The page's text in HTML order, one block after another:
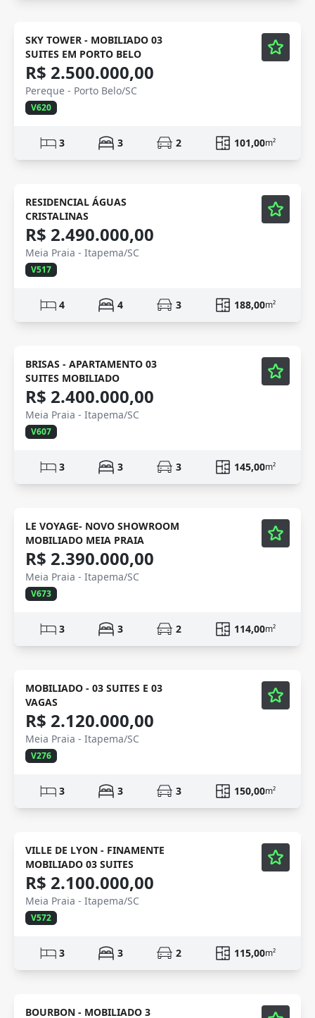
Vídeo Mobiliado
SKY TOWER - MOBILIADO 03
SUITES EM PORTO BELO
R$ 2.500.000,00
Pereque - Porto Belo/SC
V620
3 3 2 101,00m²
Vídeo Mobiliado
RESIDENCIAL ÁGUAS
CRISTALINAS
R$ 2.490.000,00
Meia Praia - Itapema/SC
V517
4 4 3 188,00m²
Vídeo Mobiliado
BRISAS - APARTAMENTO 03
SUITES MOBILIADO
R$ 2.400.000,00
Meia Praia - Itapema/SC
V607
3 3 3 145,00m²
Vídeo Mobiliado
LE VOYAGE- NOVO SHOWROOM
MOBILIADO MEIA PRAIA
R$ 2.390.000,00
Meia Praia - Itapema/SC
V673
3 3 2 114,00m²
Vídeo Semi-Novo
MOBILIADO - 03 SUITES E 03
VAGAS
R$ 2.120.000,00
Meia Praia - Itapema/SC
V276
3 3 3 150,00m²
Mobiliado
VILLE DE LYON - FINAMENTE
MOBILIADO 03 SUITES
R$ 2.100.000,00
Meia Praia - Itapema/SC
V572
3 3 2 115,00m²
Vídeo Mobiliado
BOURBON - MOBILIADO 3